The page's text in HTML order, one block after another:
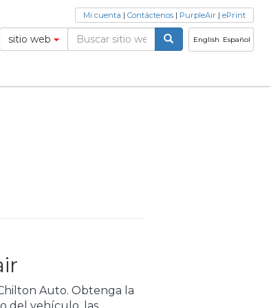
English Español
sitio web
Mi cuenta | Contáctenos | PurpleAir | ePrint
Auto. Obtenga la